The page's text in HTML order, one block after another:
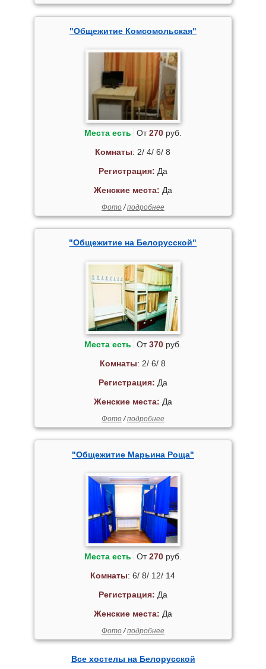
"Общежитие Комсомольская"
Места есть От270руб.
Комнаты: 2/ 4/ 6/ 8
Регистрация: Да
Женские места: Да
Фото/подробнее
"Общежитие на Белорусской"
Места есть От370руб.
Комнаты: 2/ 6/ 8
Регистрация: Да
Женские места: Да
Фото/подробнее
"Общежитие Марьина Роща"
Места есть От270руб.
Комнаты: 6/ 8/ 12/ 14
Регистрация: Да
Женские места: Да
Фото/подробнее
Все хостелы на Белорусской